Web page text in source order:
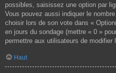
possibles, saisissez une option par
Vous pouvez aussi indiquer le
choisir lors de son vote dans «
en jours du sondage (mettre « 0 »
permettre aux utilisateurs de modifier
Haut